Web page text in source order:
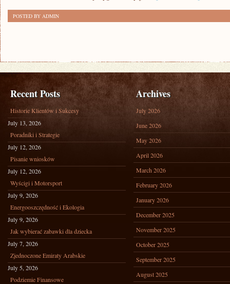
POSTED BY ADMIN
Recent Posts
Historie Klientów i Sukcesy
July 13, 2026
Poradniki i Strategie
July 12, 2026
Pisanie wniosków
July 12, 2026
Wyścigi i Motorsport
July 9, 2026
Energooszczędność i Ekologia
July 9, 2026
Jak wybierać zabawki dla dziecka
July 7, 2026
Zjednoczone Emiraty Arabskie
July 5, 2026
Podziemie Finansowe
Archives
July 2026
June 2026
May 2026
April 2026
March 2026
February 2026
January 2026
December 2025
November 2025
October 2025
September 2025
August 2025